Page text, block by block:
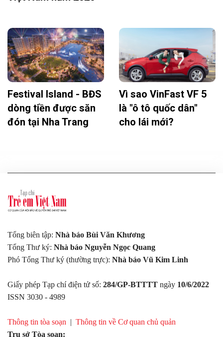
Festival Island - BĐS
dòng tiền được săn
đón tại Nha Trang
Vì sao VinFast VF 5
là "ô tô quốc dân"
cho lái mới?
Tổng biên tập: Nhà báo Bùi Văn Khương
Tổng Thư ký: Nhà báo Nguyễn Ngọc Quang
Phó Tổng Thư ký (thường trực): Nhà báo Vũ Kim Linh
Giấy phép Tạp chí điện tử số: 284/GP-BTTTT ngày 10/6/2022
ISSN 3030 - 4989
Thông tin tòa soạn | Thông tin về Cơ quan chủ quản
Trụ sở Tòa soạn: